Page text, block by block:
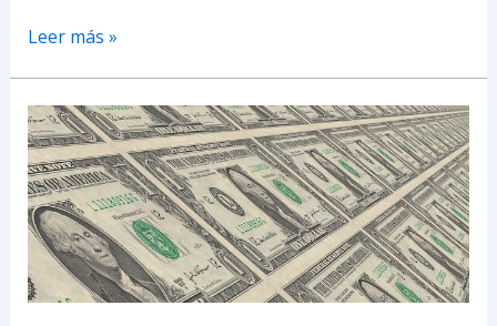
Leer más »
Aplicación
de
la
segmentación
en
prevención